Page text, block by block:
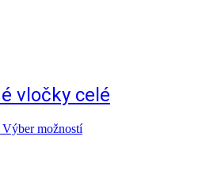
vločky celé
Výber možnostíTento